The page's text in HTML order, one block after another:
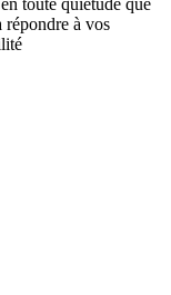
répondre à vos